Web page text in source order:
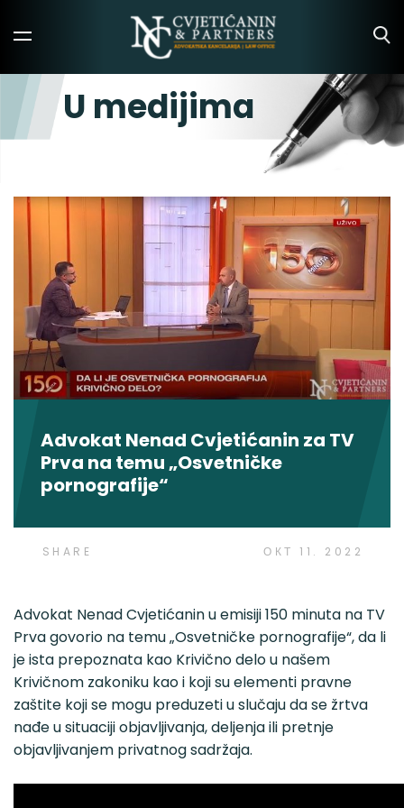
U medijima
SHARE ОКТ 11. 2022
Advokat Nenad Cvjetićanin za TV
Prva na temu „Osvetničke
pornografije“
Advokat Nenad Cvjetićanin u emisiji 150 minuta na TV
Prva govorio na temu „Osvetničke pornografije“, da li
je ista prepoznata kao Krivično delo u našem
Krivičnom zakoniku kao i koji su elementi pravne
zaštite koji se mogu preduzeti u slučaju da se žrtva
nađe u situaciji objavljivanja, deljenja ili pretnje
objavljivanjem privatnog sadržaja.